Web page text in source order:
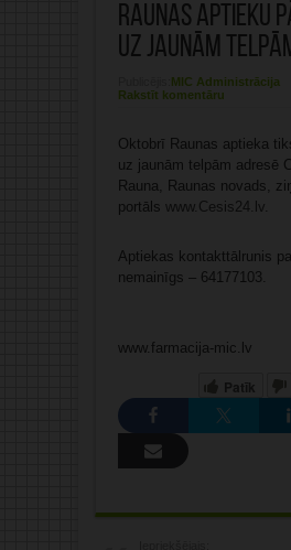
Raunas aptieku
uz jaunām
MIC Administrācija
Rakstīt komentāru
Oktobrī Raunas aptieka
uz jaunām telpām adresē
Rauna, Raunas novads,
portāls www.Cesis24.lv.
Aptiekas kontakttālrunis
nemainīgs – 64177103.
www.farmacija-mic.lv
Patīk